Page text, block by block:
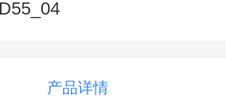
产品详情